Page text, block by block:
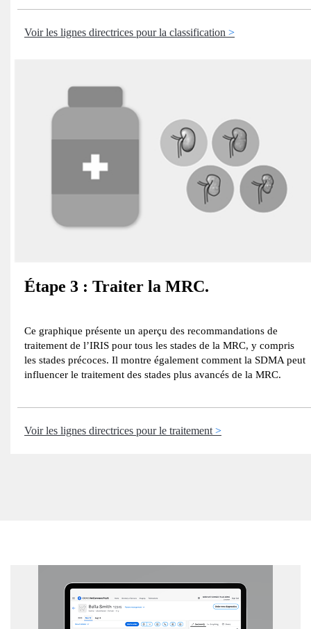
Voir les lignes directrices pour la classification
Étape 3 : Traiter la MRC.
Ce graphique présente un aperçu des recommandations de
traitement de l’IRIS pour tous les stades de la MRC, y compris
les stades précoces. Il montre également comment la SDMA peut
influencer le traitement des stades plus avancés de la MRC.
Voir les lignes directrices pour le traitement